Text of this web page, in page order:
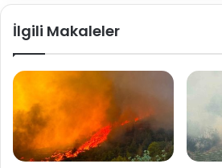
İlgili Makaleler